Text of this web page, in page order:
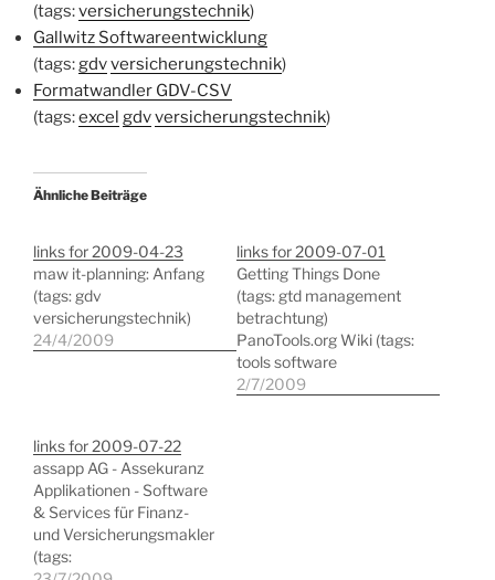
(tags:versicherungstechnik)
Gallwitz Softwareentwicklung
(tags:gdvversicherungstechnik)
Formatwandler GDV-CSV
(tags:excel gdvversicherungstechnik)
Ähnliche Beiträge
links for 2009-04-23
maw it-planning: Anfang
(tags: gdv
versicherungstechnik)
24/4/2009
links for 2009-07-01
Getting Things Done
(tags: gtd management
betrachtung)
PanoTools.org Wiki (tags:
tools software
bildbearbeitung linux)
2/7/2009
links for 2009-07-22
assapp AG - Assekuranz
Applikationen - Software
& Services für Finanz-
und Versicherungsmakler
(tags: